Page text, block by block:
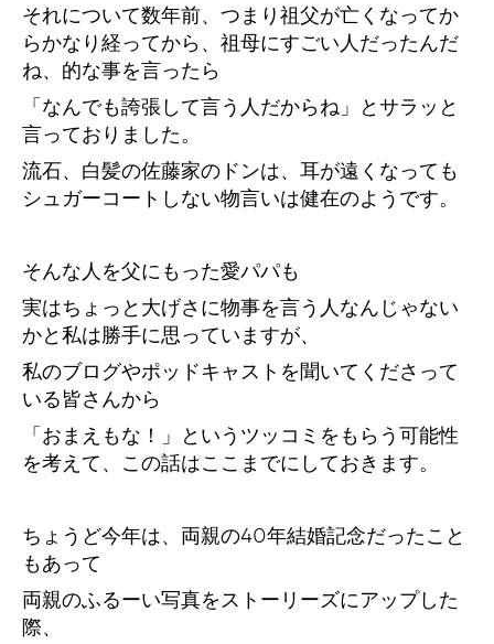
それについて数年前、つまり祖父が亡くなってか
らかなり経ってから、祖母にすごい人だったんだ
ね、的な事を言ったら
「なんでも誇張して言う人だからね」とサラッと
言っておりました。
流石、白髪の佐藤家のドンは、耳が遠くなっても
シュガーコートしない物言いは健在のようです。
そんな人を父にもった愛パパも
実はちょっと大げさに物事を言う人なんじゃない
かと私は勝手に思っていますが、
私のブログやポッドキャストを聞いてくださって
いる皆さんから
「おまえもな！」というツッコミをもらう可能性
を考えて、この話はここまでにしておきます。
ちょうど今年は、両親の40年結婚記念だったこと
もあって
両親のふるーい写真をストーリーズにアップした
際、